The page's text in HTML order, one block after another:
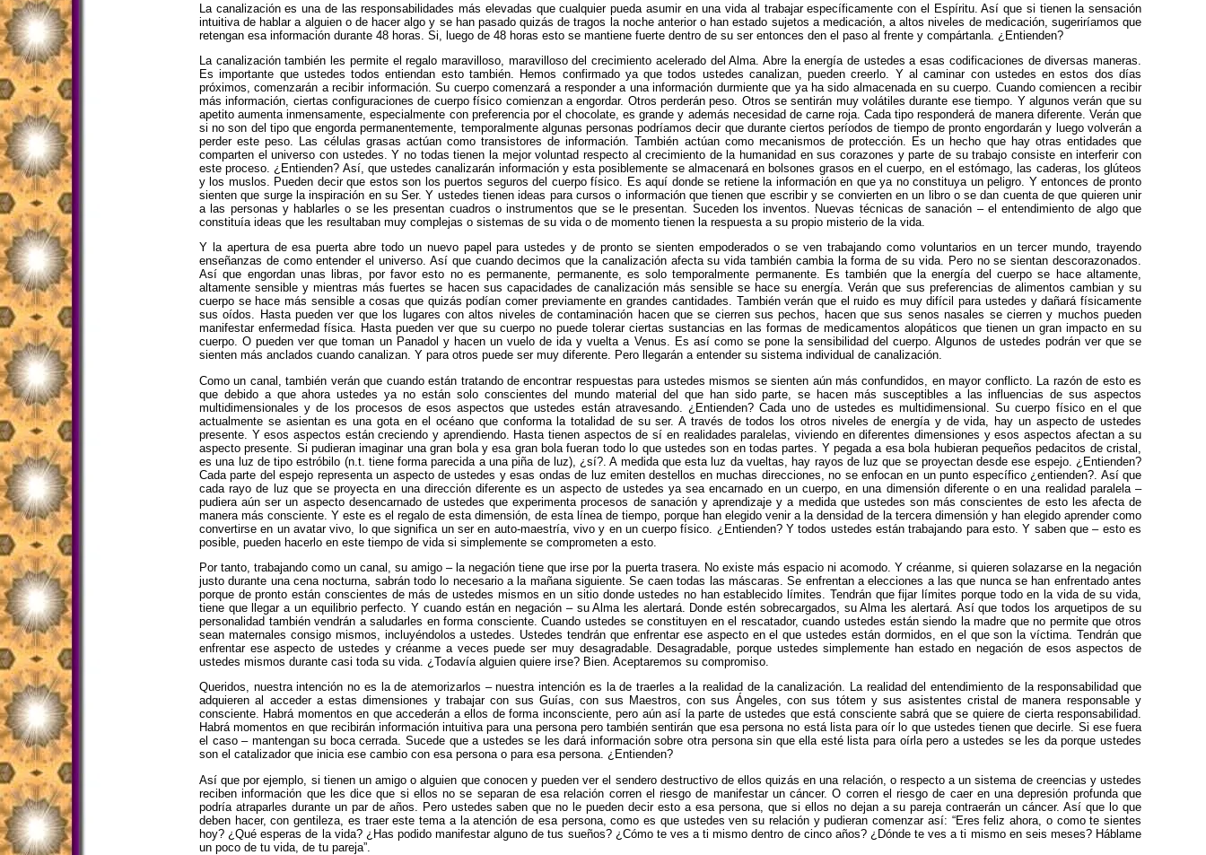
La canalización es una de las responsabilidades más elevadas que cualquier pueda asumir en una vida al trabajar específicamente con el Espíritu. Así que si tienen la sensación
intuitiva de hablar a alguien o de hacer algo y se han pasado quizás de tragos la noche anterior o han estado sujetos a medicación, a altos niveles de medicación, sugeriríamos que
retengan esa información durante 48 horas. Si, luego de 48 horas esto se mantiene fuerte dentro de su ser entonces den el paso al frente y compártanla. ¿Entienden?
La canalización también les permite el regalo maravilloso, maravilloso del crecimiento acelerado del Alma. Abre la energía de ustedes a esas codificaciones de diversas maneras.
Es importante que ustedes todos entiendan esto también. Hemos confirmado ya que todos ustedes canalizan, pueden creerlo. Y al caminar con ustedes en estos dos días
próximos, comenzarán a recibir información. Su cuerpo comenzará a responder a una información durmiente que ya ha sido almacenada en su cuerpo. Cuando comiencen a recibir
más información, ciertas configuraciones de cuerpo físico comienzan a engordar. Otros perderán peso. Otros se sentirán muy volátiles durante ese tiempo. Y algunos verán que su
apetito aumenta inmensamente, especialmente con preferencia por el chocolate, es grande y además necesidad de carne roja. Cada tipo responderá de manera diferente. Verán que
si no son del tipo que engorda permanentemente, temporalmente algunas personas podríamos decir que durante ciertos períodos de tiempo de pronto engordarán y luego volverán a
perder este peso. Las células grasas actúan como transistores de información. También actúan como mecanismos de protección. Es un hecho que hay otras entidades que
comparten el universo con ustedes. Y no todas tienen la mejor voluntad respecto al crecimiento de la humanidad en sus corazones y parte de su trabajo consiste en interferir con
este proceso. ¿Entienden? Así, que ustedes canalizarán información y esta posiblemente se almacenará en bolsones grasos en el cuerpo, en el estómago, las caderas, los glúteos
y los muslos. Pueden decir que estos son los puertos seguros del cuerpo físico. Es aquí donde se retiene la información en que ya no constituya un peligro. Y entonces de pronto
sienten que surge la inspiración en su Ser. Y ustedes tienen ideas para cursos o información que tienen que escribir y se convierten en un libro o se dan cuenta de que quieren unir
a las personas y hablarles o se les presentan cuadros o instrumentos que se le presentan. Suceden los inventos. Nuevas técnicas de sanación – el entendimiento de algo que
constituía ideas que les resultaban muy complejas o sistemas de su vida o de momento tienen la respuesta a su propio misterio de la vida.
Y la apertura de esa puerta abre todo un nuevo papel para ustedes y de pronto se sienten empoderados o se ven trabajando como voluntarios en un tercer mundo, trayendo
enseñanzas de como entender el universo. Así que cuando decimos que la canalización afecta su vida también cambia la forma de su vida. Pero no se sientan descorazonados.
Así que engordan unas libras, por favor esto no es permanente, permanente, es solo temporalmente permanente. Es también que la energía del cuerpo se hace altamente,
altamente sensible y mientras más fuertes se hacen sus capacidades de canalización más sensible se hace su energía. Verán que sus preferencias de alimentos cambian y su
cuerpo se hace más sensible a cosas que quizás podían comer previamente en grandes cantidades. También verán que el ruido es muy difícil para ustedes y dañará físicamente
sus oídos. Hasta pueden ver que los lugares con altos niveles de contaminación hacen que se cierren sus pechos, hacen que sus senos nasales se cierren y muchos pueden
manifestar enfermedad física. Hasta pueden ver que su cuerpo no puede tolerar ciertas sustancias en las formas de medicamentos alopáticos que tienen un gran impacto en su
cuerpo. O pueden ver que toman un Panadol y hacen un vuelo de ida y vuelta a Venus. Es así como se pone la sensibilidad del cuerpo. Algunos de ustedes podrán ver que se
sienten más anclados cuando canalizan. Y para otros puede ser muy diferente. Pero llegarán a entender su sistema individual de canalización.
Como un canal, también verán que cuando están tratando de encontrar respuestas para ustedes mismos se sienten aún más confundidos, en mayor conflicto. La razón de esto es
que debido a que ahora ustedes ya no están solo conscientes del mundo material del que han sido parte, se hacen más susceptibles a las influencias de sus aspectos
multidimensionales y de los procesos de esos aspectos que ustedes están atravesando. ¿Entienden? Cada uno de ustedes es multidimensional. Su cuerpo físico en el que
actualmente se asientan es una gota en el océano que conforma la totalidad de su ser. A través de todos los otros niveles de energía y de vida, hay un aspecto de ustedes
presente. Y esos aspectos están creciendo y aprendiendo. Hasta tienen aspectos de sí en realidades paralelas, viviendo en diferentes dimensiones y esos aspectos afectan a su
aspecto presente. Si pudieran imaginar una gran bola y esa gran bola fueran todo lo que ustedes son en todas partes. Y pegada a esa bola hubieran pequeños pedacitos de cristal,
es una luz de tipo estróbilo (n.t. tiene forma parecida a una piña de luz), ¿sí?. A medida que esta luz da vueltas, hay rayos de luz que se proyectan desde ese espejo. ¿Entienden?
Cada parte del espejo representa un aspecto de ustedes y esas ondas de luz emiten destellos en muchas direcciones, no se enfocan en un punto específico ¿entienden?. Así que
cada rayo de luz que se proyecta en una dirección diferente es un aspecto de ustedes ya sea encarnado en un cuerpo, en una dimensión diferente o en una realidad paralela –
pudiera aún ser un aspecto desencarnado de ustedes que experimenta procesos de sanación y aprendizaje y a medida que ustedes son más conscientes de esto les afecta de
manera más consciente. Y este es el regalo de esta dimensión, de esta línea de tiempo, porque han elegido venir a la densidad de la tercera dimensión y han elegido aprender como
convertirse en un avatar vivo, lo que significa un ser en auto-maestría, vivo y en un cuerpo físico. ¿Entienden? Y todos ustedes están trabajando para esto. Y saben que – esto es
posible, pueden hacerlo en este tiempo de vida si simplemente se comprometen a esto.
Por tanto, trabajando como un canal, su amigo – la negación tiene que irse por la puerta trasera. No existe más espacio ni acomodo. Y créanme, si quieren solazarse en la negación
justo durante una cena nocturna, sabrán todo lo necesario a la mañana siguiente. Se caen todas las máscaras. Se enfrentan a elecciones a las que nunca se han enfrentado antes
porque de pronto están conscientes de más de ustedes mismos en un sitio donde ustedes no han establecido límites. Tendrán que fijar límites porque todo en la vida de su vida,
tiene que llegar a un equilibrio perfecto. Y cuando están en negación – su Alma les alertará. Donde estén sobrecargados, su Alma les alertará. Así que todos los arquetipos de su
personalidad también vendrán a saludarles en forma consciente. Cuando ustedes se constituyen en el rescatador, cuando ustedes están siendo la madre que no permite que otros
sean maternales consigo mismos, incluyéndolos a ustedes. Ustedes tendrán que enfrentar ese aspecto en el que ustedes están dormidos, en el que son la víctima. Tendrán que
enfrentar ese aspecto de ustedes y créanme a veces puede ser muy desagradable. Desagradable, porque ustedes simplemente han estado en negación de esos aspectos de
ustedes mismos durante casi toda su vida. ¿Todavía alguien quiere irse? Bien. Aceptaremos su compromiso.
Queridos, nuestra intención no es la de atemorizarlos – nuestra intención es la de traerles a la realidad de la canalización. La realidad del entendimiento de la responsabilidad que
adquieren al acceder a estas dimensiones y trabajar con sus Guías, con sus Maestros, con sus Ángeles, con sus tótem y sus asistentes cristal de manera responsable y
consciente. Habrá momentos en que accederán a ellos de forma inconsciente, pero aún así la parte de ustedes que está consciente sabrá que se quiere de cierta responsabilidad.
Habrá momentos en que recibirán información intuitiva para una persona pero también sentirán que esa persona no está lista para oír lo que ustedes tienen que decirle. Si ese fuera
el caso – mantengan su boca cerrada. Sucede que a ustedes se les dará información sobre otra persona sin que ella esté lista para oírla pero a ustedes se les da porque ustedes
son el catalizador que inicia ese cambio con esa persona o para esa persona. ¿Entienden?
Así que por ejemplo, si tienen un amigo o alguien que conocen y pueden ver el sendero destructivo de ellos quizás en una relación, o respecto a un sistema de creencias y ustedes
reciben información que les dice que si ellos no se separan de esa relación corren el riesgo de manifestar un cáncer. O corren el riesgo de caer en una depresión profunda que
podría atraparles durante un par de años. Pero ustedes saben que no le pueden decir esto a esa persona, que si ellos no dejan a su pareja contraerán un cáncer. Así que lo que
deben hacer, con gentileza, es traer este tema a la atención de esa persona, como es que ustedes ven su relación y pudieran comenzar así: “Eres feliz ahora, o como te sientes
hoy? ¿Qué esperas de la vida? ¿Has podido manifestar alguno de tus sueños? ¿Cómo te ves a ti mismo dentro de cinco años? ¿Dónde te ves a ti mismo en seis meses? Háblame
un poco de tu vida, de tu pareja”.